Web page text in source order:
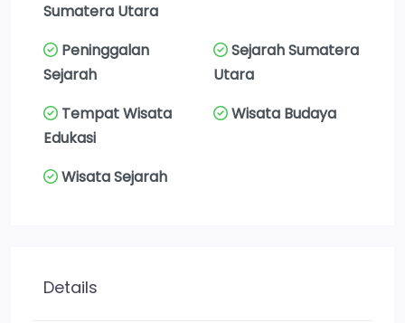
Sumatera Utara
Peninggalan
Sejarah
Sejarah Sumatera
Utara
Tempat Wisata
Edukasi
Wisata Budaya
Wisata Sejarah
Details